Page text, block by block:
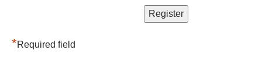
*Required field